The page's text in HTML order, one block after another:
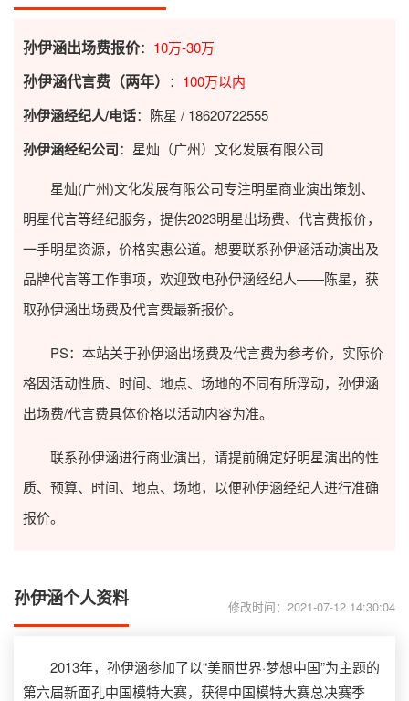
孙伊涵出场费报价： 10万-30万
孙伊涵代言费（两年） ： 100万以内
孙伊涵经纪人/电话：陈星 / 18620722555
孙伊涵经纪公司：星灿（广州）文化发展有限公司
星灿(广州)文化发展有限公司专注明星商业演出策划、
明星代言等经纪服务，提供2023明星出场费、代言费报价，
一手明星资源，价格实惠公道。想要联系孙伊涵活动演出及
品牌代言等工作事项，欢迎致电孙伊涵经纪人——陈星，获
取孙伊涵出场费及代言费最新报价。
PS：本站关于孙伊涵出场费及代言费为参考价，实际价
格因活动性质、时间、地点、场地的不同有所浮动，孙伊涵
出场费/代言费具体价格以活动内容为准。
联系孙伊涵进行商业演出，请提前确定好明星演出的性
质、预算、时间、地点、场地，以便孙伊涵经纪人进行准确
报价。
孙伊涵个人资料 修改时间：2021-07-12 14:30:04
2013年，孙伊涵参加了以“美丽世界·梦想中国”为主题的
第六届新面孔中国模特大赛，获得中国模特大赛总决赛季